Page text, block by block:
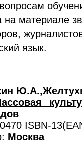
материале
язык.
ISBN-
Москва